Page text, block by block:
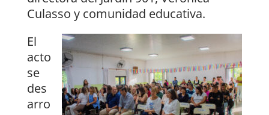
Culasso y comunidad educativa.
El
acto
se
des
arro